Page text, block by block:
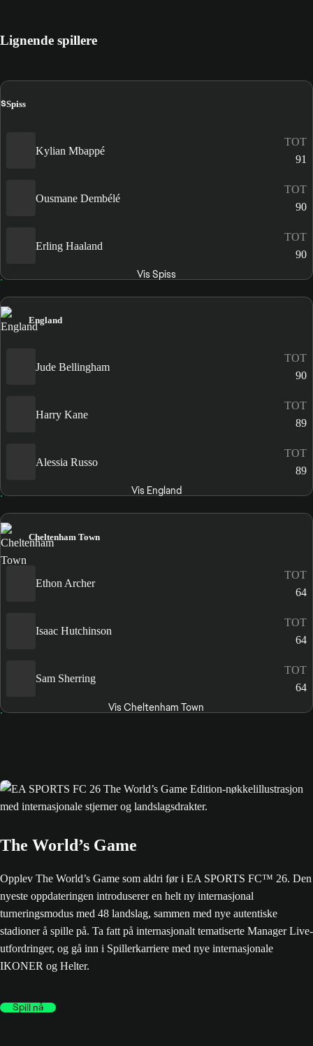
Lignende spillere
SSpiss
Kylian Mbappé
TOT
91
Ousmane Dembélé
TOT
90
Erling Haaland
TOT
90
Vis Spiss
England
Jude Bellingham
TOT
90
Harry Kane
TOT
89
Alessia Russo
TOT
89
Vis England
Cheltenham Town
Ethon Archer
TOT
64
Isaac Hutchinson
TOT
64
Sam Sherring
TOT
64
Vis Cheltenham Town
The World’s Game
Opplev The World’s Game som aldri før i EA SPORTS FC™ 26. Den
nyeste oppdateringen introduserer en helt ny internasjonal
turneringsmodus med 48 landslag, sammen med nye autentiske
stadioner å spille på. Ta fatt på internasjonalt tematiserte Manager Live-
utfordringer, og gå inn i Spillerkarriere med nye internasjonale
IKONER og Helter.
Spill nå